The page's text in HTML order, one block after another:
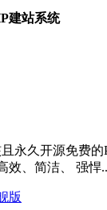
建站系统
永久开源免费
效、简洁、 强悍